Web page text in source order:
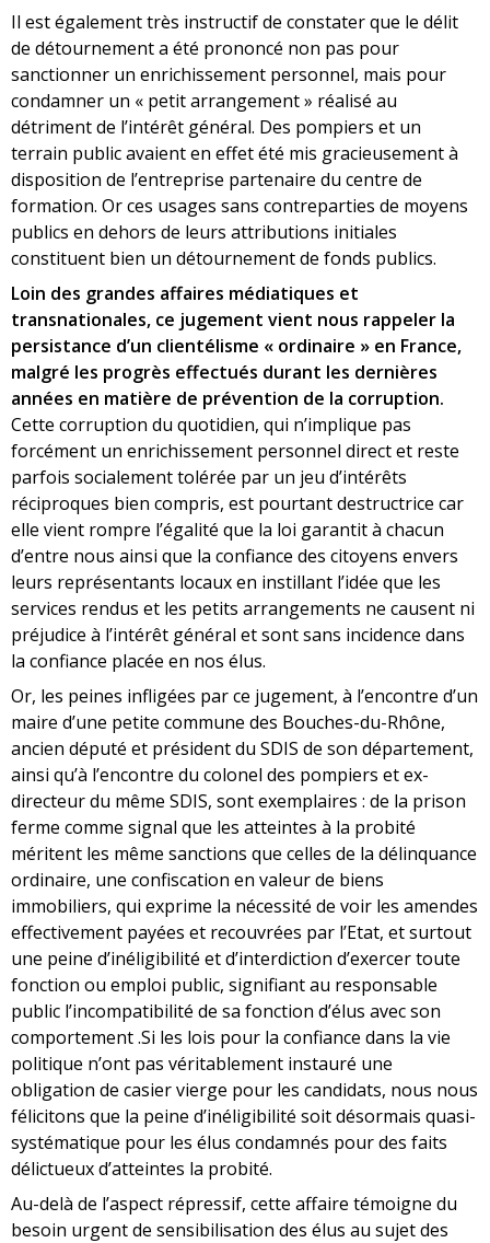
Il est également très instructif de constater que le délit
de détournement a été prononcé non pas pour
sanctionner un enrichissement personnel, mais pour
condamner un « petit arrangement » réalisé au
détriment de l’intérêt général. Des pompiers et un
terrain public avaient en effet été mis gracieusement à
disposition de l’entreprise partenaire du centre de
formation. Or ces usages sans contreparties de moyens
publics en dehors de leurs attributions initiales
constituent bien un détournement de fonds publics.
Loin des grandes affaires médiatiques et
transnationales, ce jugement vient nous rappeler la
persistance d’un clientélisme « ordinaire » en France,
malgré les progrès effectués durant les dernières
années en matière de prévention de la corruption.
Cette corruption du quotidien, qui n’implique pas
forcément un enrichissement personnel direct et reste
parfois socialement tolérée par un jeu d’intérêts
réciproques bien compris, est pourtant destructrice car
elle vient rompre l’égalité que la loi garantit à chacun
d’entre nous ainsi que la confiance des citoyens envers
leurs représentants locaux en instillant l’idée que les
services rendus et les petits arrangements ne causent ni
préjudice à l’intérêt général et sont sans incidence dans
la confiance placée en nos élus.
Or, les peines infligées par ce jugement, à l’encontre d’un
maire d’une petite commune des Bouches-du-Rhône,
ancien député et président du SDIS de son département,
ainsi qu’à l’encontre du colonel des pompiers et ex-
directeur du même SDIS, sont exemplaires : de la prison
ferme comme signal que les atteintes à la probité
méritent les même sanctions que celles de la délinquance
ordinaire, une confiscation en valeur de biens
immobiliers, qui exprime la nécessité de voir les amendes
effectivement payées et recouvrées par l’Etat, et surtout
une peine d’inéligibilité et d’interdiction d’exercer toute
fonction ou emploi public, signifiant au responsable
public l’incompatibilité de sa fonction d’élus avec son
comportement .Si les lois pour la confiance dans la vie
politique n’ont pas véritablement instauré une
obligation de casier vierge pour les candidats, nous nous
félicitons que la peine d’inéligibilité soit désormais quasi-
systématique pour les élus condamnés pour des faits
délictueux d’atteintes la probité.
Au-delà de l’aspect répressif, cette affaire témoigne du
besoin urgent de sensibilisation des élus au sujet des